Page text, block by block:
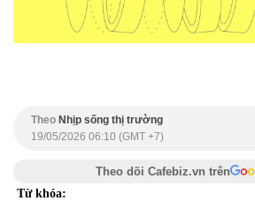
Theo Nhịp sống thị trường
19/05/2026 06:10 (GMT +7)
Theo dõi Cafebiz.vn trên
Từ khóa: